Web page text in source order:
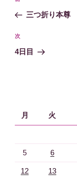
ナ
ビ
ゲ
去
投
稿
三つ折り本尊
次
の
次
4日目
月
火
5 6
12 13